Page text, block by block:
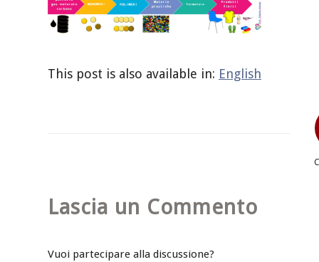
This post is also available in: English
Lascia un Commento
Vuoi partecipare alla discussione?